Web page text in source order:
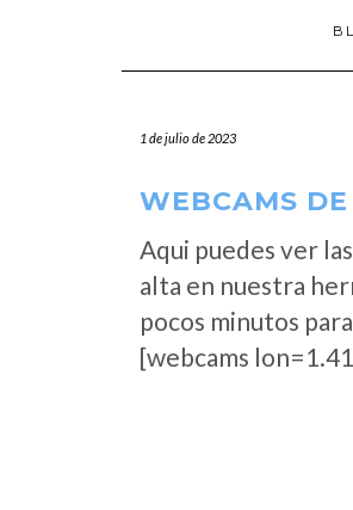
1 de julio de 2023
WEBCAMS
Aqui puedes ver
alta en nuestra
pocos minutos
[webcams